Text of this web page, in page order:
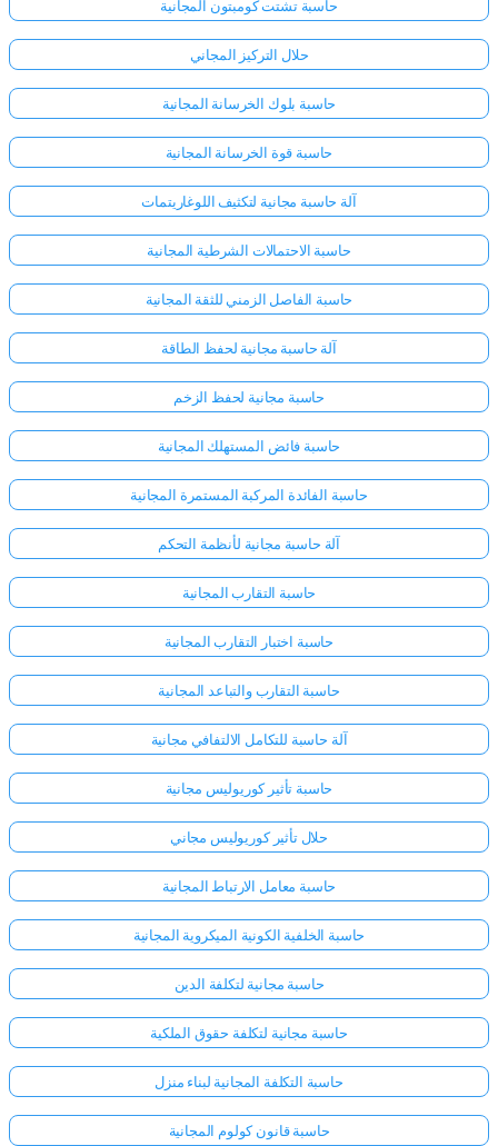
حاسبة تشتت كومبتون المجانية
حلال التركيز المجاني
حاسبة بلوك الخرسانة المجانية
حاسبة قوة الخرسانة المجانية
آلة حاسبة مجانية لتكثيف اللوغاريتمات
حاسبة الاحتمالات الشرطية المجانية
حاسبة الفاصل الزمني للثقة المجانية
آلة حاسبة مجانية لحفظ الطاقة
حاسبة مجانية لحفظ الزخم
حاسبة فائض المستهلك المجانية
حاسبة الفائدة المركبة المستمرة المجانية
آلة حاسبة مجانية لأنظمة التحكم
حاسبة التقارب المجانية
حاسبة اختبار التقارب المجانية
حاسبة التقارب والتباعد المجانية
آلة حاسبة للتكامل الالتفافي مجانية
حاسبة تأثير كوريوليس مجانية
حلال تأثير كوريوليس مجاني
حاسبة معامل الارتباط المجانية
حاسبة الخلفية الكونية الميكروية المجانية
حاسبة مجانية لتكلفة الدين
حاسبة مجانية لتكلفة حقوق الملكية
حاسبة التكلفة المجانية لبناء منزل
حاسبة قانون كولوم المجانية